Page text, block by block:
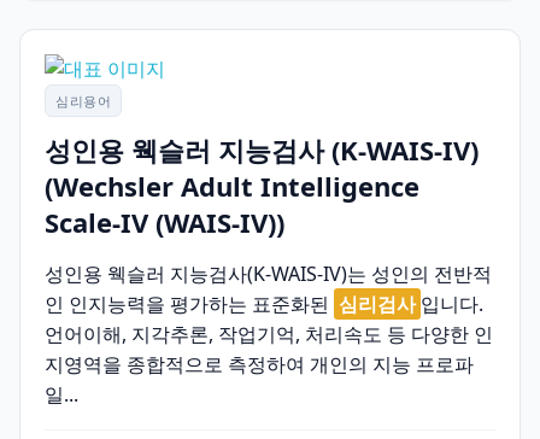
심리용어
성인용 웩슬러 지능검사 (K-WAIS-IV)
(Wechsler Adult Intelligence
Scale-IV (WAIS-IV))
성인용 웩슬러 지능검사(K-WAIS-IV)는 성인의 전반적
인 인지능력을 평가하는 표준화된 심리검사 입니다.
언어이해, 지각추론, 작업기억, 처리속도 등 다양한 인
지영역을 종합적으로 측정하여 개인의 지능 프로파
일...